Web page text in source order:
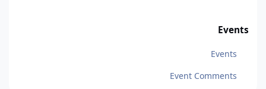
Events
Events
Event Comments